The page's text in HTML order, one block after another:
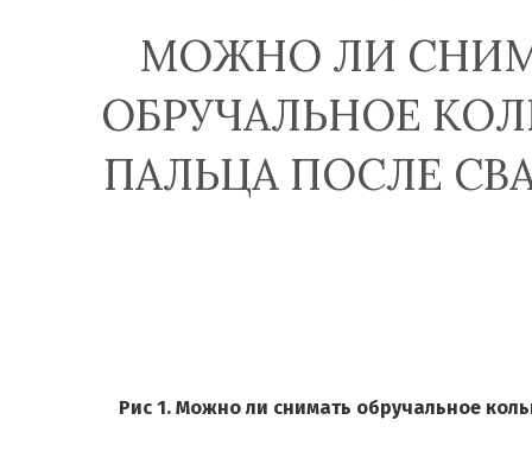
МОЖНО ЛИ
ОБРУЧАЛЬНОЕ
ПАЛЬЦА ПОСЛЕ
Рис 1. Можно ли снимать обручальное